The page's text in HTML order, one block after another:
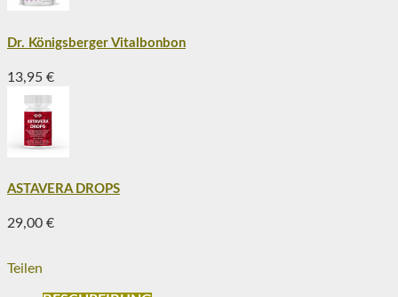
Dr. Königsberger Vitalbonbon
13,95 €
ASTAVERA DROPS
29,00 €
Teilen